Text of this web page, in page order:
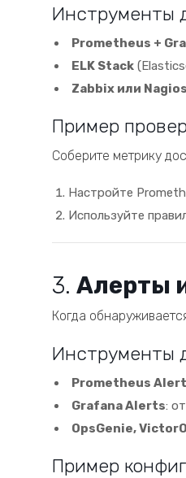
Инструменты
Prometheus +
ELK Stack
Zabbix или Nagios
Пример
Соберите метрику
Настройте
Используйте
3. Алерты
Когда
Инструменты
Prometheus
Grafana Alerts:
OpsGenie,
Пример